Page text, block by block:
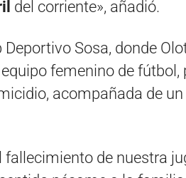
del corriente», añadió.
Deportivo Sosa, donde
femenino de
acompañada de
de nuestra